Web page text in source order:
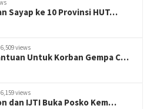
Sayap ke 10 Provinsi HUT…
6,509 views
Untuk Korban Gempa C…
6,159 views
dan IJTI Buka Posko Kem…